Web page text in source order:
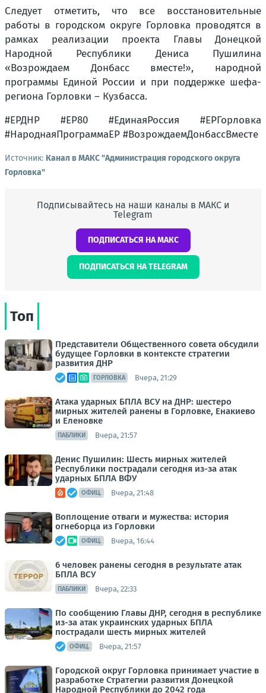
Следует отметить, что все восстановительные
работы в городском округе Горловка проводятся в
рамках реализации проекта Главы Донецкой
Народной Республики Дениса Пушилина
«Возрождаем Донбасс вместе!», народной
программы Единой России и при поддержке шефа-
региона Горловки – Кузбасса.
#ЕРДНР #ЕР80 #ЕдинаяРоссия #ЕРГорловка
#НароднаяПрограммаЕР #ВозрождаемДонбассВместе
Источник: Канал в МАКС "Администрация городского округа
Горловка"
Подписывайтесь на наши каналы в МАКС и
Telegram
ПОДПИСАТЬСЯ НА МАКС
ПОДПИСАТЬСЯ НА TELEGRAM
Топ
Представители Общественного совета обсудили
будущее Горловки в контексте стратегии
развития ДНР
ГОРЛОВКА Вчера, 21:29
Атака ударных БПЛА ВСУ на ДНР: шестеро
мирных жителей ранены в Горловке, Енакиево
и Еленовке
ПАБЛИКИ Вчера, 21:57
Денис Пушилин: Шесть мирных жителей
Республики пострадали сегодня из-за атак
ударных БПЛА ВФУ
ОФИЦ. Вчера, 21:48
Воплощение отваги и мужества: история
огнеборца из Горловки
ОФИЦ. Вчера, 16:44
6 человек ранены сегодня в результате атак
БПЛА ВСУ
ПАБЛИКИ Вчера, 22:33
По сообщению Главы ДНР, сегодня в республике
из-за атак украинских ударных БПЛА
пострадали шесть мирных жителей
ОФИЦ. Вчера, 21:57
Городской округ Горловка принимает участие в
разработке Стратегии развития Донецкой
Народной Республики до 2042 года